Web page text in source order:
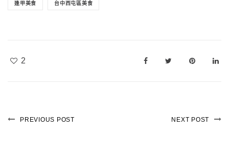
逢甲美食 台中西屯區美食
2
PREVIOUS POST NEXT POST